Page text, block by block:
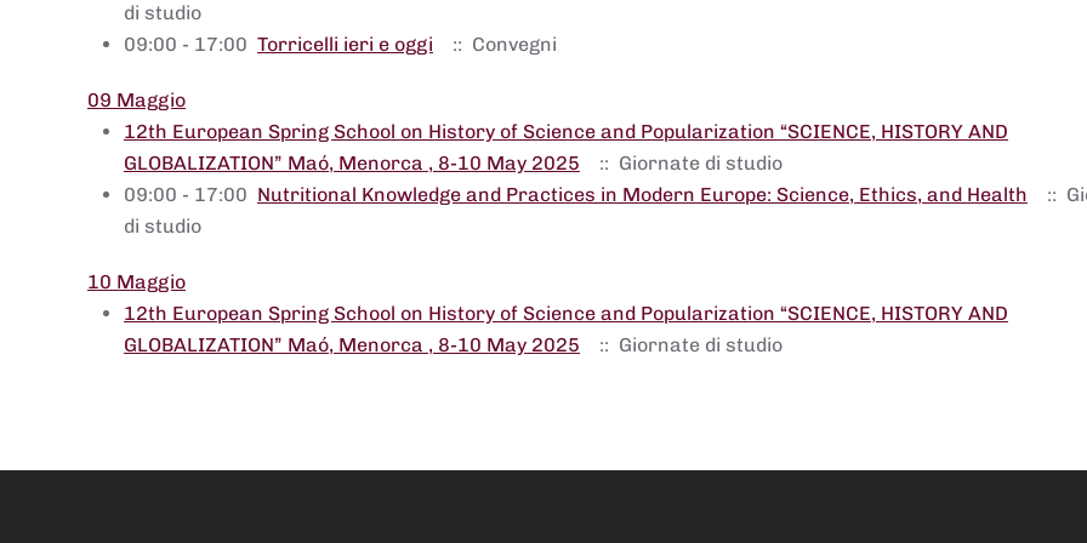
di studio
09:00 - 17:00 Torricelli ieri e oggi :: Convegni
09 Maggio
12th European Spring School on History of Science and Popularization “SCIENCE, HISTORY AND
GLOBALIZATION” Maó, Menorca , 8-10 May 2025
:: Giornate di studio
09:00 - 17:00 Nutritional Knowledge and Practices in Modern Europe: Science, Ethics, and Health
::
di studio
10 Maggio
12th European Spring School on History of Science and Popularization “SCIENCE, HISTORY AND
GLOBALIZATION” Maó, Menorca , 8-10 May 2025
:: Giornate di studio